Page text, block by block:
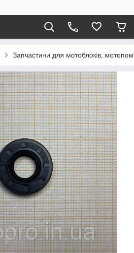
Запчастини для мотоблоків,